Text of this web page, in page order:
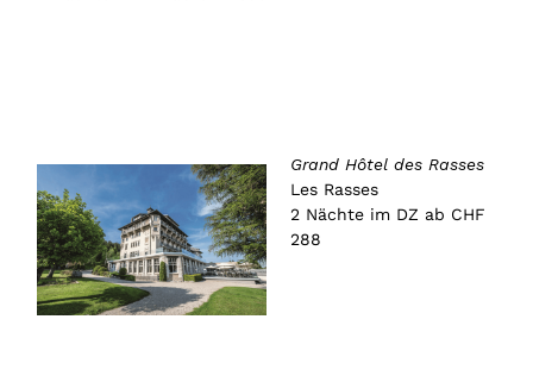
Grand Hôtel des Rasses
Les Rasses
2 Nächte im DZ ab CHF
288